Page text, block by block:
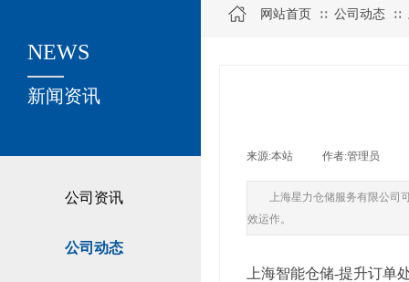
公司资讯
公司动态
关于我们
新闻资讯
NEWS
网站首页 ∷ 公司动态 ∷
来源:本站 作者:管理员
上海星力仓储服务有限公
效运作。
上海智能仓储-提升订单